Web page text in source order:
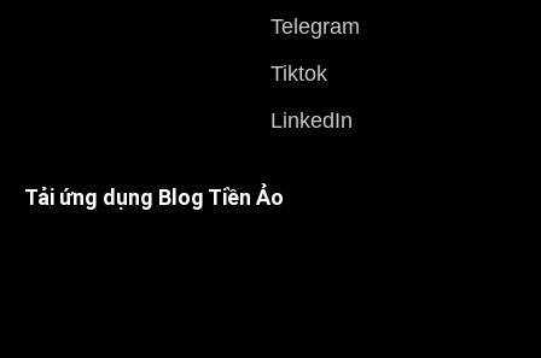
Telegram
Tiktok
LinkedIn
Tải ứng dụng Blog Tiền Ảo